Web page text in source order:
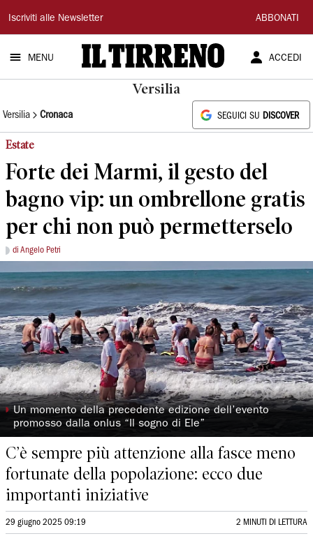
Il
Tirreno
Iscriviti alle Newsletter ABBONATI
MENU ACCEDI
Versilia
Versilia Cronaca SEGUICI SU DISCOVER
Estate
Forte dei Marmi, il gesto del
bagno vip: un ombrellone gratis
per chi non può permetterselo
di Angelo Petri
◗Un momento della precedente edizione dell’evento
promosso dalla onlus “Il sogno di Ele”
C’è sempre più attenzione alla fasce meno
fortunate della popolazione: ecco due
importanti iniziative
29 giugno 2025 09:19 2 MINUTI DI LETTURA